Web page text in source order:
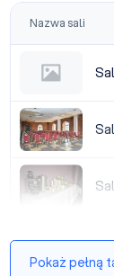
Nazwa sali
Sala balowa
Sala
Sala
Pokaż pełną